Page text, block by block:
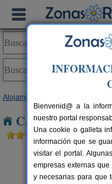
Alojamientos
Casas Rurales
Bienvenid@ a la
nuestro portal
Una cookie o galleta
información que se
visitar el portal.
empresas externas
y necesarias para que